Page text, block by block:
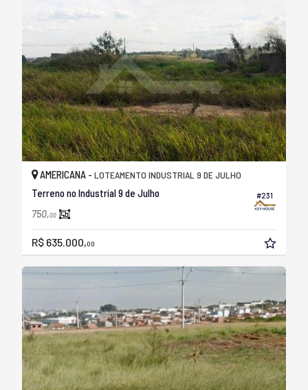
#231
AMERICANA - LOTEAMENTO INDUSTRIAL 9 DE JULHO
Terreno no Industrial 9 de Julho
750,00
R$ 635.000,00